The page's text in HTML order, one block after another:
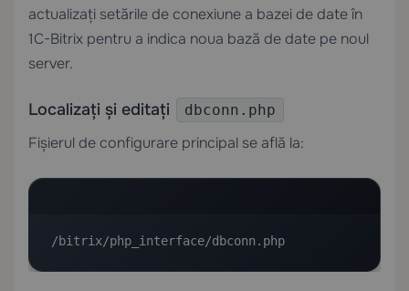
actualizați setările de conexiune a bazei de date în
1C-Bitrix pentru a indica noua bază de date pe noul
server.
Localizați și editați dbconn.php
Fișierul de configurare principal se află la:
/bitrix/php_interface/dbconn.php